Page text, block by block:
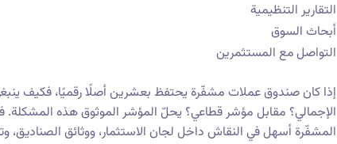
التقارير التنظيمية
أبحاث السوق
التواصل مع المستثمرين
إذا كان صندوق عملات مشفّرة يحتفظ بعشرين أصلًا رقميًا، فكيف
الإجمالي؟ مقابل مؤشر قطاعي؟ يحلّ المؤشر الموثوق هذه
المشفّرة أسهل في النقاش داخل لجان الاستثمار، ووثائق الصناديق،